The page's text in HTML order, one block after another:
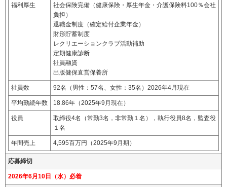
福利厚生
社会保険完備（健康保険・厚生年金・介護保険料100％会社
負担）
退職金制度（確定給付企業年金）
財形貯蓄制度
レクリエーションクラブ活動補助
定期健康診断
社員融資
出版健保直営保養所
社員数 92名（男性：57名、女性：35名）2026年4月現在
平均勤続年数 18.86年（2025年9月現在）
役員
取締役4名（常勤3名，非常勤１名），執行役員8名，監査役
１名
年間売上 4,595百万円（2025年9月期）
応募締切
2026年6月10日（水）必着